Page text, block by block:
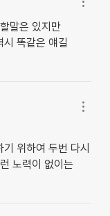
말은 있지만
시 똑같은 얘길
위하여 두번 다시
노력이 없이는